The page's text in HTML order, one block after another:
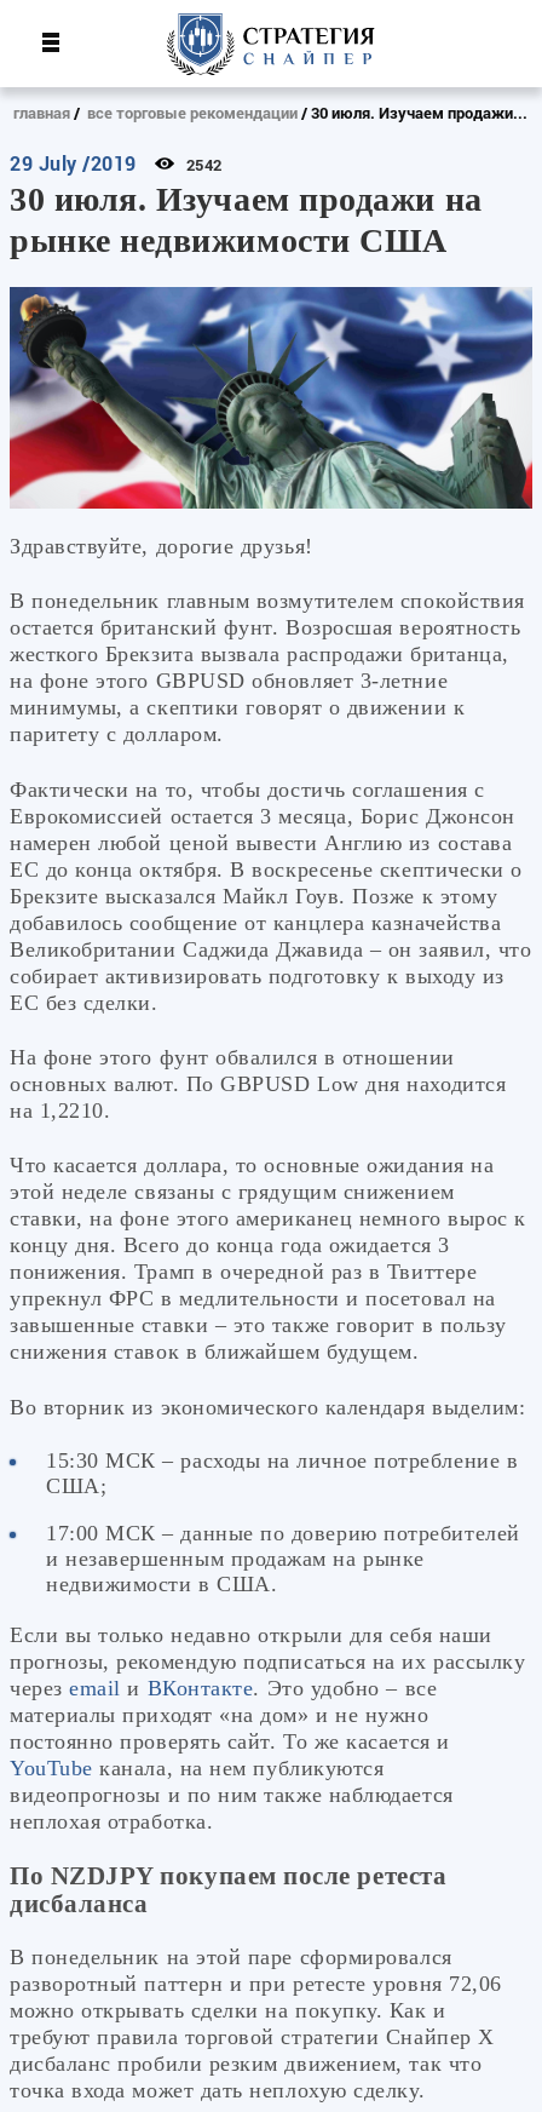
главная все торговые рекомендации 30 июля. Изучаем продажи...
29 July /2019 2542
30 июля. Изучаем продажи на
рынке недвижимости США
Здравствуйте, дорогие друзья!
В понедельник главным возмутителем спокойствия
остается британский фунт. Возросшая вероятность
жесткого Брекзита вызвала распродажи британца,
на фоне этого GBPUSD обновляет 3-летние
минимумы, а скептики говорят о движении к
паритету с долларом.
Фактически на то, чтобы достичь соглашения с
Еврокомиссией остается 3 месяца, Борис Джонсон
намерен любой ценой вывести Англию из состава
ЕС до конца октября. В воскресенье скептически о
Брекзите высказался Майкл Гоув. Позже к этому
добавилось сообщение от канцлера казначейства
Великобритании Саджида Джавида – он заявил, что
собирает активизировать подготовку к выходу из
ЕС без сделки.
На фоне этого фунт обвалился в отношении
основных валют. По GBPUSD Low дня находится
на 1,2210.
Что касается доллара, то основные ожидания на
этой неделе связаны с грядущим снижением
ставки, на фоне этого американец немного вырос к
концу дня. Всего до конца года ожидается 3
понижения. Трамп в очередной раз в Твиттере
упрекнул ФРС в медлительности и посетовал на
завышенные ставки – это также говорит в пользу
снижения ставок в ближайшем будущем.
Во вторник из экономического календаря выделим:
15:30 МСК – расходы на личное потребление в
США;
17:00 МСК – данные по доверию потребителей
и незавершенным продажам на рынке
недвижимости в США.
Если вы только недавно открыли для себя наши
прогнозы, рекомендую подписаться на их рассылку
черезemail и ВКонтакте. Это удобно – все
материалы приходят «на дом» и не нужно
постоянно проверять сайт. То же касается и
YouTube канала, на нем публикуются
видеопрогнозы и по ним также наблюдается
неплохая отработка.
По NZDJPY покупаем после ретеста
дисбаланса
В понедельник на этой паре сформировался
разворотный паттерн и при ретесте уровня 72,06
можно открывать сделки на покупку. Как и
требуют правила торговой стратегии Снайпер Х
дисбаланс пробили резким движением, так что
точка входа может дать неплохую сделку.